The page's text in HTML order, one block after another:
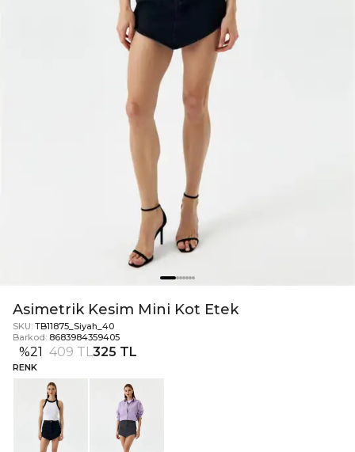
Asimetrik Kesim Mini Kot Etek
SKU: TB11875_Siyah_40
Barkod: 8683984359405
%21 409 TL325 TL
RENK